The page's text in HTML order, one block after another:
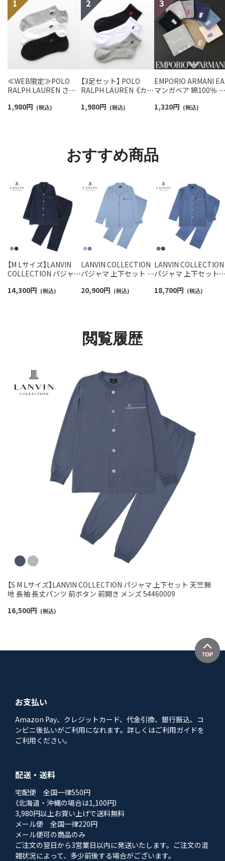
≪WEB限定≫POLO
RALPH LAUREN さら
スニーカー丈ソックス
1,980円 (税込)
【3足セット】 POLO
RALPH LAUREN 《カラ
ンポイントソックス シ
1,980円 (税込)
EMPORIO ARMANI EA
マンガベア 綿100％ ミ
最短翌日発送】
1,320円 (税込)
おすすめ商品
【M Lサイズ】LANVIN
COLLECTION パジャマ
ズ】 綿100% サテン 無
14,300円 (税込)
LANVIN COLLECTION
パジャマ 上下セット 綿
バーズアイ 長袖 長丈パ
20,900円 (税込)
LANVIN COLLECTION
パジャマ 上下セット
リント 日本製 長袖 長
18,700円 (税込)
閲覧履歴
【S M Lサイズ】LANVIN COLLECTION パジャマ 上下セット 天竺無
地 長袖 長丈パンツ 前ボタン 前開き メンズ 54460009
16,500円 (税込)
お支払い
Amazon Pay、クレジットカード、代金引換、銀行振込、コ
ンビニ後払いがご利用になれます。詳しくはご利用ガイドを
ご利用ください。
配送・送料
宅配便 全国一律550円
（北海道・沖縄の場合は1,100円）
3,980円以上お買い上げで送料無料
メール便 全国一律220円
メール便可の商品のみ
ご注文の翌日から3営業日以内に発送いたします。ご注文の混
雑状況によって、多少前後する場合がございます。